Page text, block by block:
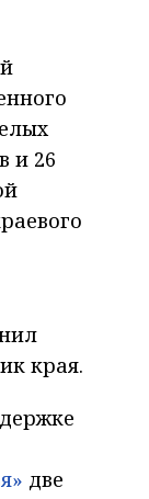
и 26
края.
две